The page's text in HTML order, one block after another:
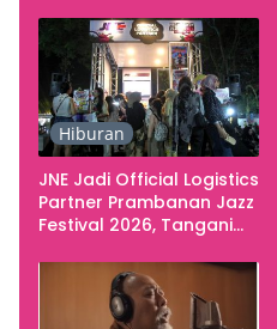
Hiburan
JNE Jadi Official Logistics
Partner Prambanan Jazz
Festival 2026, Tangani
Kebutuhan Konser